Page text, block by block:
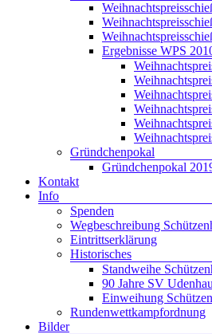
Ergebnisse WPS
Gründchenpokal
Gründchenpokal
Kontakt
Info
Spenden
Wegbeschreibung
Eintrittserklärung
Historisches
Standweihe
90 Jahre SV
Einweihung
Rundenwettkampfordnung
Bilder